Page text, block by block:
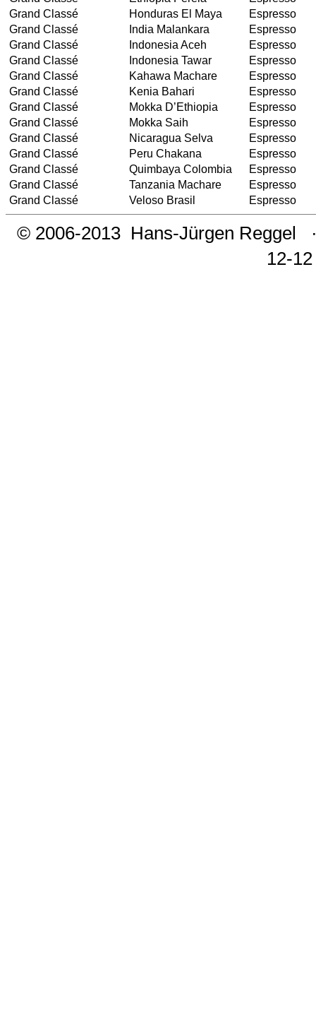
Grand Classé
Honduras El Maya
Espresso
Grand Classé
India Malankara
Espresso
Grand Classé
Indonesia Aceh
Espresso
Grand Classé
Indonesia Tawar
Espresso
Grand Classé
Kahawa Machare
Espresso
Grand Classé
Kenia Bahari
Espresso
Grand Classé
Mokka D’Ethiopia
Espresso
Grand Classé
Mokka Saih
Espresso
Grand Classé
Nicaragua Selva
Espresso
Grand Classé
Peru Chakana
Espresso
Grand Classé
Quimbaya Colombia
Espresso
Grand Classé
Tanzania Machare
Espresso
Grand Classé
Veloso Brasil Espresso
© 2006-2013 Hans-Jürgen Reggel
12-